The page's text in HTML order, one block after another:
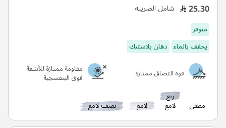
25.30 شامل الضريبة
متوفر
يخفف بالماء دهان بلاستيك
قوة التصاق ممتازة
مقاومة ممتازة للأشعة
فوق البنفسجية
مطفي
ربع
لامع لامع نصف لامع